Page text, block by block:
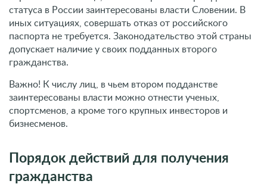
статуса в России заинтересованы власти Словении. В
иных ситуациях, совершать отказ от российского
паспорта не требуется. Законодательство этой страны
допускает наличие у своих подданных второго
гражданства.
Важно! К числу лиц, в чьем втором подданстве
заинтересованы власти можно отнести ученых,
спортсменов, а кроме того крупных инвесторов и
бизнесменов.
Порядок действий для получения
гражданства